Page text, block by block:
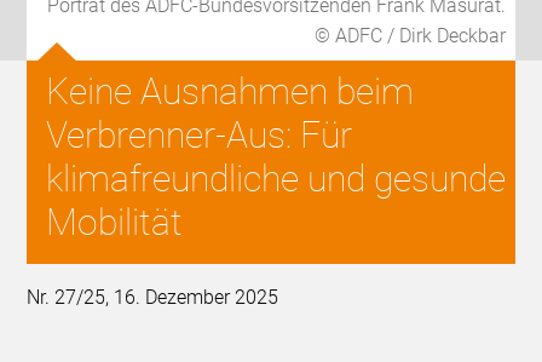
Porträt des ADFC-Bundesvorsitzenden Frank Masurat.
© ADFC / Dirk Deckbar
Keine Ausnahmen beim
Verbrenner-Aus: Für
klimafreundliche und gesunde
Mobilität
Nr. 27/25, 16. Dezember 2025